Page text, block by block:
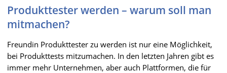
Produkttester werden – warum soll man
mitmachen?
Freundin Produkttester zu werden ist nur eine Möglichkeit,
bei Produkttests mitzumachen. In den letzten Jahren gibt es
immer mehr Unternehmen, aber auch Plattformen, die für